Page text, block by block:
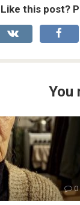
Like this post?
You
0